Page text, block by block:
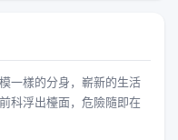
一樣的分身，嶄新的生活
科浮出檯面，危險隨即在